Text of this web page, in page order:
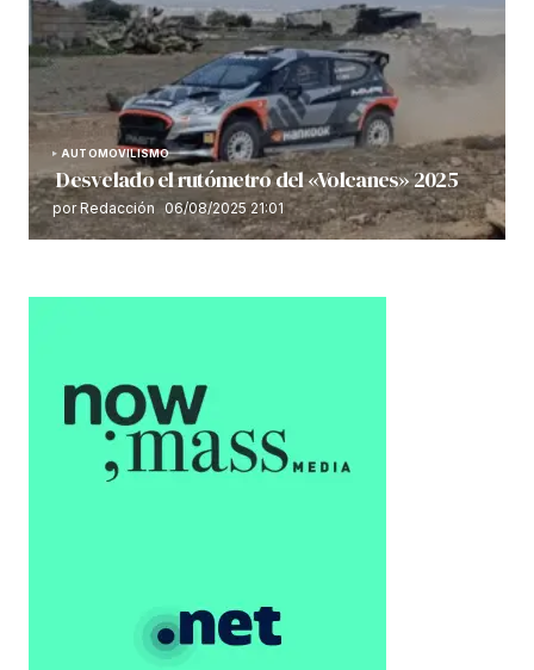
AUTOMOVILISMO
Desvelado el rutómetro del «Volcanes» 2025
por Redacción 06/08/2025 21:01